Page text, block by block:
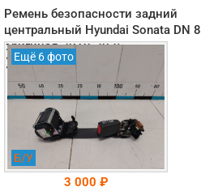
Ремень безопасности задний
центральный Hyundai Sonata DN 8
оригинал 2019-2025
(89850L1100YTH)
Ещё 6 фото
Б/У
3 000 ₽